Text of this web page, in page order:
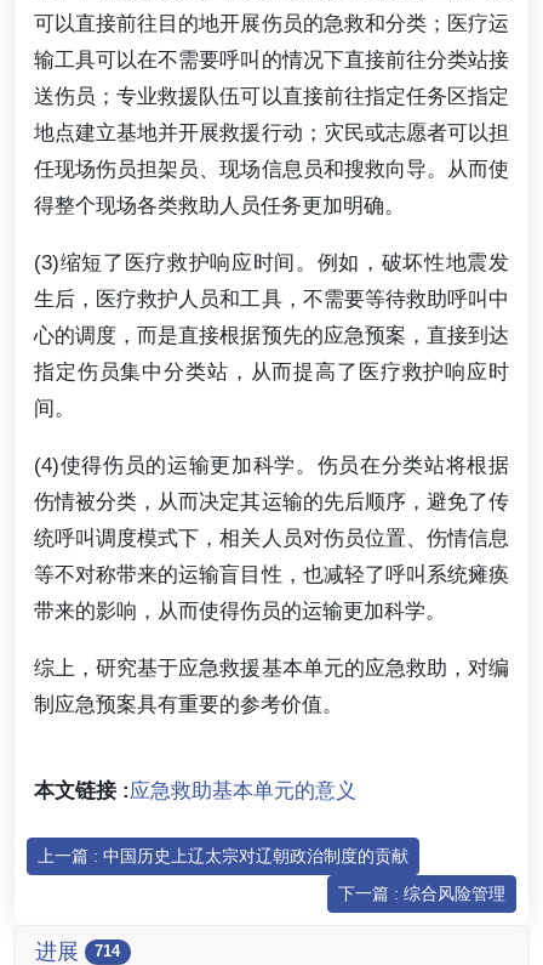
可以直接前往目的地开展伤员的急救和分类；医疗运
输工具可以在不需要呼叫的情况下直接前往分类站接
送伤员；专业救援队伍可以直接前往指定任务区指定
地点建立基地并开展救援行动；灾民或志愿者可以担
任现场伤员担架员、现场信息员和搜救向导。从而使
得整个现场各类救助人员任务更加明确。
(3)缩短了医疗救护响应时间。例如，破坏性地震发
生后，医疗救护人员和工具，不需要等待救助呼叫中
心的调度，而是直接根据预先的应急预案，直接到达
指定伤员集中分类站，从而提高了医疗救护响应时
间。
(4)使得伤员的运输更加科学。伤员在分类站将根据
伤情被分类，从而决定其运输的先后顺序，避免了传
统呼叫调度模式下，相关人员对伤员位置、伤情信息
等不对称带来的运输盲目性，也减轻了呼叫系统瘫痪
带来的影响，从而使得伤员的运输更加科学。
综上，研究基于应急救援基本单元的应急救助，对编
制应急预案具有重要的参考价值。
本文链接 :应急救助基本单元的意义
上一篇 : 中国历史上辽太宗对辽朝政治制度的贡献
下一篇 : 综合风险管理
进展 714